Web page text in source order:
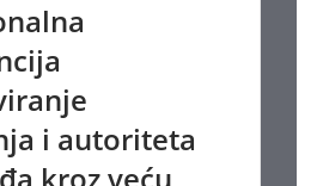
i autoriteta